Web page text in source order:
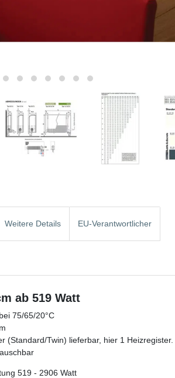
Weitere Details EU-Verantwortlicher
ab 519 Watt
75/65/20°C
(Standard/Twin) lieferbar, hier 1 Heizregister.
519 - 2906 Watt